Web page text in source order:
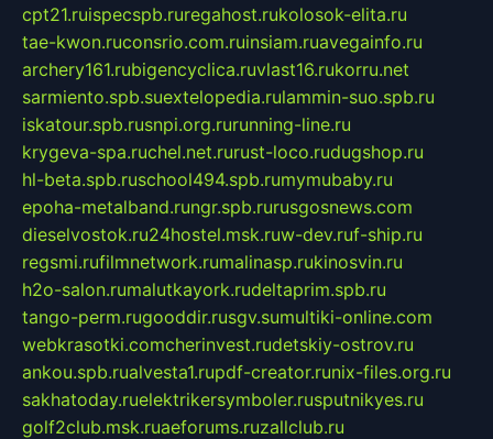
cpt21.ruispecspb.ruregahost.rukolosok-elita.ru
tae-kwon.ruconsrio.com.ruinsiam.ruavegainfo.ru
archery161.rubigencyclica.ruvlast16.rukorru.net
sarmiento.spb.suextelopedia.rulammin-suo.spb.ru
iskatour.spb.rusnpi.org.rurunning-line.ru
krygeva-spa.ruchel.net.rurust-loco.rudugshop.ru
hl-beta.spb.ruschool494.spb.rumymubaby.ru
epoha-metalband.rungr.spb.rurusgosnews.com
dieselvostok.ru24hostel.msk.ruw-dev.ruf-ship.ru
regsmi.rufilmnetwork.rumalinasp.rukinosvin.ru
h2o-salon.rumalutkayork.rudeltaprim.spb.ru
tango-perm.rugooddir.rusgv.sumultiki-online.com
webkrasotki.comcherinvest.rudetskiy-ostrov.ru
ankou.spb.rualvesta1.rupdf-creator.runix-files.org.ru
sakhatoday.ruelektrikersymboler.rusputnikyes.ru
golf2club.msk.ruaeforums.ruzallclub.ru